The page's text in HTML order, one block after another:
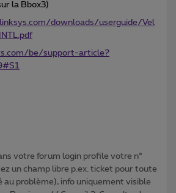
la Bbox3)
downloads/userguide/Vel
be/support-article?
votre forum login profile votre n°
un champ libre p.ex. ticket pour toute
problème), info uniquement visible